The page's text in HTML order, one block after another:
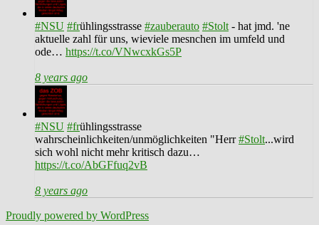
#NSU #frühlingsstrasse #zauberauto #Stolt - hat jmd. 'ne
aktuelle zahl für uns, wieviele mesnchen im umfeld und
ode… https://t.co/VNwcxkGs5P
8 years ago
#NSU #frühlingsstrasse
wahrscheinlichkeiten/unmöglichkeiten "Herr#Stolt...wird
sich wohl nicht mehr kritisch dazu…
https://t.co/AbGFfuq2vB
8 years ago
Proudly powered by WordPress